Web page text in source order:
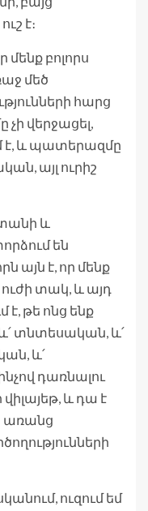
է։
մենք բոլորս
մեծ
հարց
վերջացել,
է, և պատերազմը
այլ ուրիշ
և
են
այն է, որ մենք
ուժի տակ, և այդ
թե ոնց ենք
տնտեսական, և՛
և՛
դառնալու
և դա է
առանց
ուզում եմ